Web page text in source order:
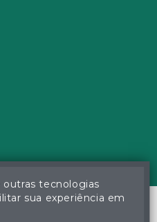
tecnologias
sua experiência em